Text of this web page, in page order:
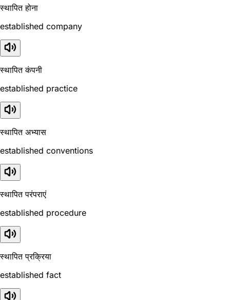
स्थापित होना
established company
स्थापित कंपनी
established practice
स्थापित अभ्यास
established conventions
स्थापित परंपराएं
established procedure
स्थापित प्रक्रिया
established fact